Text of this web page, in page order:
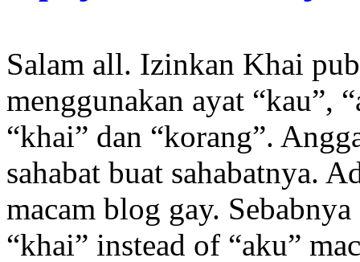
Salam all. Izinkan Khai
menggunakan ayat “kau”,
“khai” dan “korang”.
sahabat buat sahabatnya.
macam blog gay.
“khai” instead of “aku”